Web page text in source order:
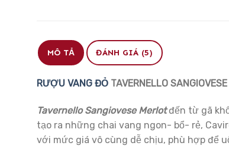
MÔ TẢ ĐÁNH GIÁ (5)
RƯỢU VANG ĐỎ TAVERNELLO
Tavernello Sangiovese Merlot đến từ gã
tạo ra những chai vang ngon- bổ- rẻ,
với mức giá vô cùng dễ chịu, phù hợp để